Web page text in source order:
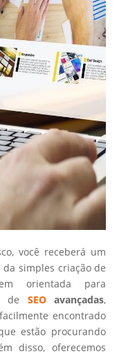
você receberá um
simples criação de
orientada para
de SEOavançadas,
encontrado
estão procurando
disso, oferecemos